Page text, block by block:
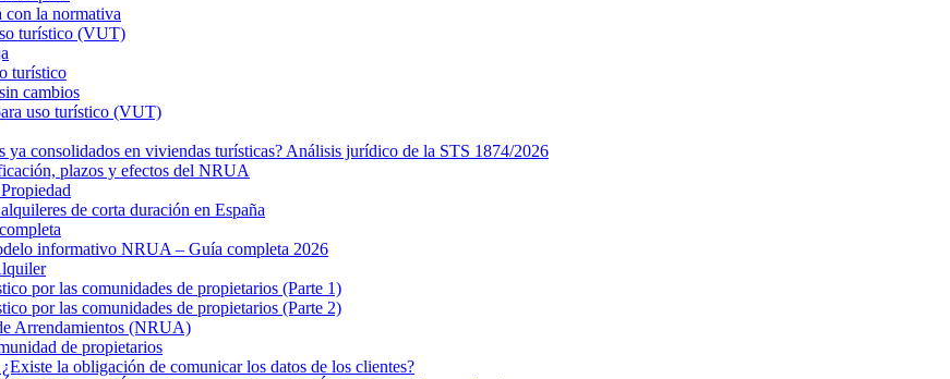
la normativa
turístico (VUT)
turístico
cambios
uso turístico (VUT)
ya consolidados en viviendas turísticas? Análisis jurídico de la STS 1874/2026
plazos y efectos del NRUA
de corta duración en España
informativo NRUA – Guía completa 2026
por las comunidades de propietarios (Parte 1)
por las comunidades de propietarios (Parte 2)
Arrendamientos (NRUA)
de propietarios
la obligación de comunicar los datos de los clientes?